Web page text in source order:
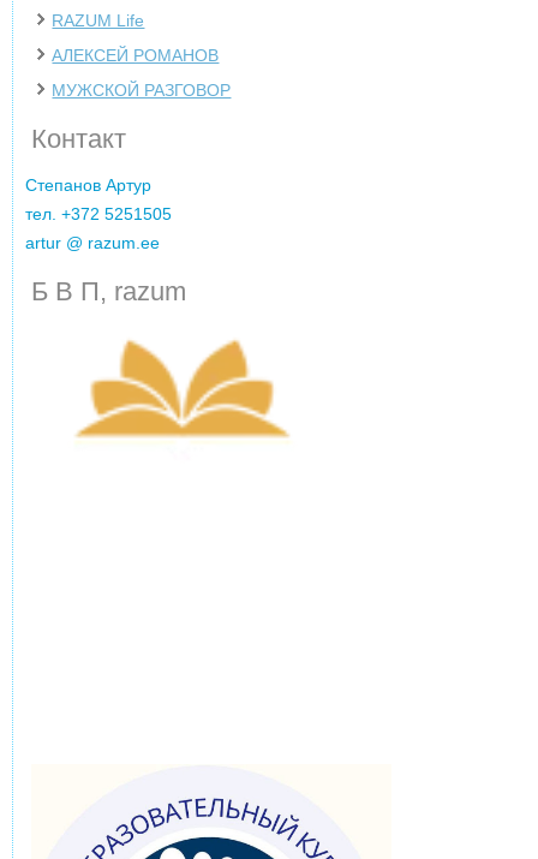
‌RAZUM Life
АЛЕКСЕЙ РОМАНОВ
МУЖСКОЙ РАЗГОВОР
Контакт
Cтепанов Артур
тел. +372 5251505
artur @ razum.ee
Б В П, razum